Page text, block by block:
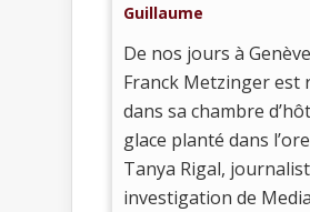
Guillaume
De nos jours à
Franck Metzinger est
dans sa chambre
glace planté dans
Tanya Rigal,
investigation de